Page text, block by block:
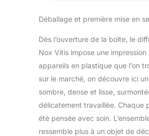
Déballage et première mise en
Dès l’ouverture de la boîte, le
Nox Vitis impose une
appareils en plastique que l’on
sur le marché, on découvre ici
sombre, dense et lisse,
délicatement travaillée. Chaque
été pensée avec soin.
ressemble plus à un objet de